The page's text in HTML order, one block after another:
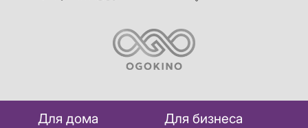
Для дома Для бизнеса